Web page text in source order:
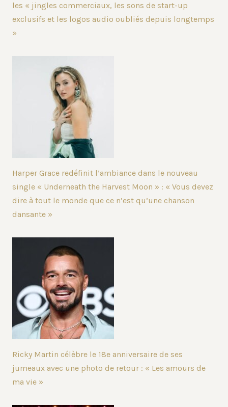
les « jingles commerciaux, les sons de start-up
exclusifs et les logos audio oubliés depuis longtemps
»
Harper Grace redéfinit l’ambiance dans le nouveau
single « Underneath the Harvest Moon » : « Vous devez
dire à tout le monde que ce n’est qu’une chanson
dansante »
Ricky Martin célèbre le 18e anniversaire de ses
jumeaux avec une photo de retour : « Les amours de
ma vie »